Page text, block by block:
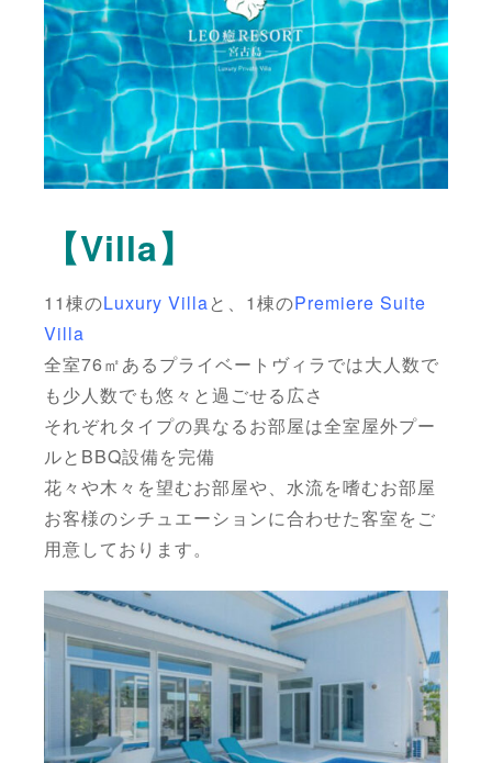
【Villa】
11棟のLuxury Villaと、1棟のPremiere Suite
Villa
全室76㎡あるプライベートヴィラでは大人数で
も少人数でも悠々と過ごせる広さ
それぞれタイプの異なるお部屋は全室屋外プー
ルとBBQ設備を完備
花々や木々を望むお部屋や、水流を嗜むお部屋
お客様のシチュエーションに合わせた客室をご
用意しております。